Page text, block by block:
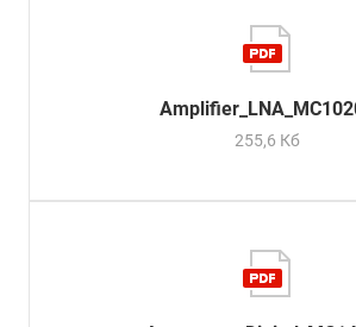
255,6 Кб